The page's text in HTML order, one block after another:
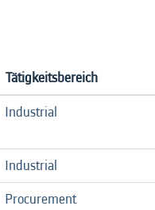
Tätigkeitsbereich
Industrial
Industrial
Procurement